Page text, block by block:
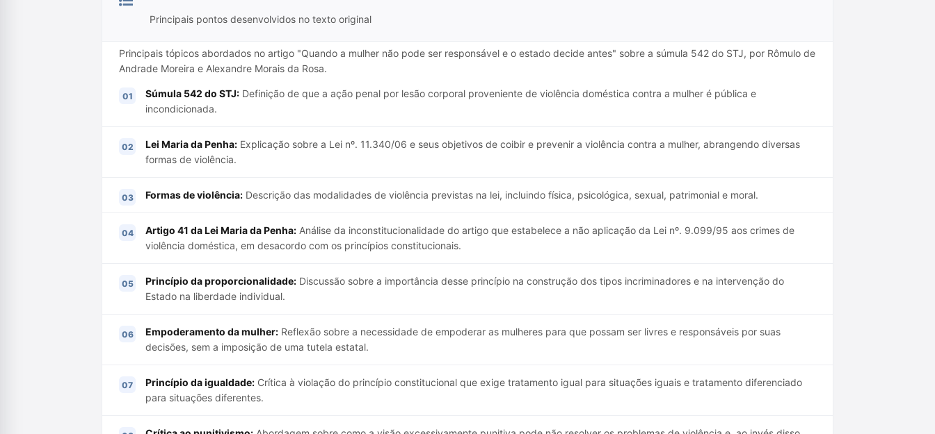
Principais pontos desenvolvidos no texto original
Principais tópicos abordados no artigo "Quando a mulher não pode ser responsável e o estado decide antes" sobre a súmula 542 do STJ, por Rômulo de
Andrade Moreira e Alexandre Morais da Rosa.
Súmula 542 do STJ: Definição de que a ação penal por lesão corporal proveniente de violência doméstica contra a mulher é pública e
incondicionada.
Lei Maria da Penha: Explicação sobre a Lei nº. 11.340/06 e seus objetivos de coibir e prevenir a violência contra a mulher, abrangendo diversas
formas de violência.
Formas de violência: Descrição das modalidades de violência previstas na lei, incluindo física, psicológica, sexual, patrimonial e moral.
Artigo 41 da Lei Maria da Penha: Análise da inconstitucionalidade do artigo que estabelece a não aplicação da Lei nº. 9.099/95 aos crimes de
violência doméstica, em desacordo com os princípios constitucionais.
Princípio da proporcionalidade: Discussão sobre a importância desse princípio na construção dos tipos incriminadores e na intervenção do
Estado na liberdade individual.
Empoderamento da mulher: Reflexão sobre a necessidade de empoderar as mulheres para que possam ser livres e responsáveis por suas
decisões, sem a imposição de uma tutela estatal.
Princípio da igualdade: Crítica à violação do princípio constitucional que exige tratamento igual para situações iguais e tratamento diferenciado
para situações diferentes.